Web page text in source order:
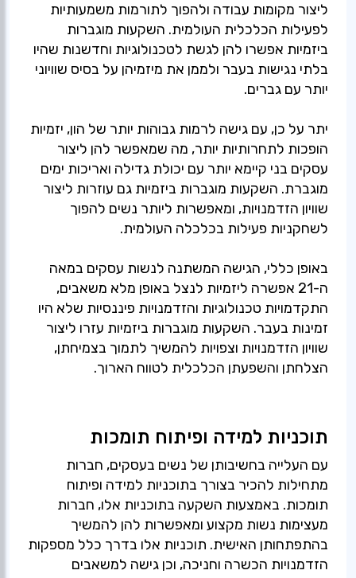
ליצור מקומות עבודה ולהפוך לתורמות משמעותיות
לפעילות הכלכלית העולמית. השקעות מוגברות
ביזמיות אפשרו להן לגשת לטכנולוגיות וחדשנות שהיו
בלתי נגישות בעבר ולממן את מיזמיהן על בסיס שוויוני
יתר על כן, עם גישה לרמות גבוהות יותר של הון, יזמיות
הופכות לתחרותיות יותר, מה שמאפשר להן ליצור
עסקים בני קיימא יותר עם יכולת גדילה ואריכות ימים
מוגברת. השקעות מוגברות ביזמיות גם עוזרות ליצור
שוויון הזדמנויות, ומאפשרות ליותר נשים להפוך
באופן כללי, הגישה המשתנה לנשות עסקים במאה
ה-21 אפשרה ליזמיות לנצל באופן מלא משאבים,
התקדמויות טכנולוגיות והזדמנויות פיננסיות שלא היו
זמינות בעבר. השקעות מוגברות ביזמיות עזרו ליצור
שוויון הזדמנויות וצפויות להמשיך לתמוך בצמיחתן,
הצלחתן והשפעתן הכלכלית לטווח הארוך.
תוכניות למידה ופיתוח תומכות
עם העלייה בחשיבותן של נשים בעסקים, חברות
מתחילות להכיר בצורך בתוכניות למידה ופיתוח
תומכות. באמצעות השקעה בתוכניות אלו, חברות
מעצימות נשות מקצוע ומאפשרות להן להמשיך
בהתפתחותן האישית. תוכניות אלו בדרך כלל מספקות
הזדמנויות הכשרה וחניכה, וכן גישה למשאבים